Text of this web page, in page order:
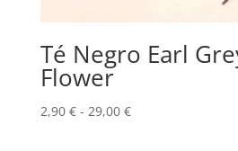
Té Negro Earl
Flower
2,90 € - 29,00 €Rango